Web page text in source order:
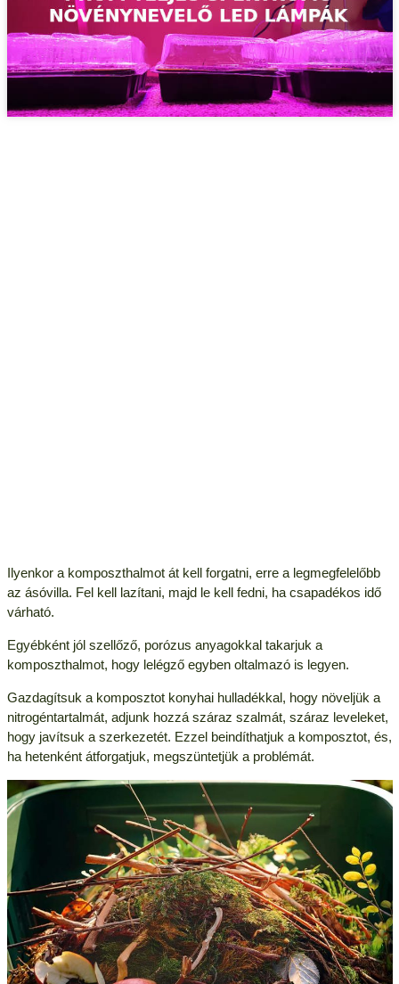
Ilyenkor a komposzthalmot át kell forgatni, erre a legmegfelelőbb
az ásóvilla. Fel kell lazítani, majd le kell fedni, ha csapadékos idő
várható.
Egyébként jól szellőző, porózus anyagokkal takarjuk a
komposzthalmot, hogy lelégző egyben oltalmazó is legyen.
Gazdagítsuk a komposztot konyhai hulladékkal, hogy növeljük a
nitrogéntartalmát, adjunk hozzá száraz szalmát, száraz leveleket,
hogy javítsuk a szerkezetét. Ezzel beindíthatjuk a komposztot, és,
ha hetenként átforgatjuk, megszüntetjük a problémát.